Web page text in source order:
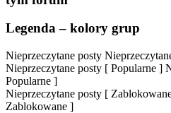
Legenda – kolory grup
Nieprzeczytane posty
Nieprzeczytane posty [ Popularne ]
Popularne ]
Nieprzeczytane posty [
Zablokowane ]